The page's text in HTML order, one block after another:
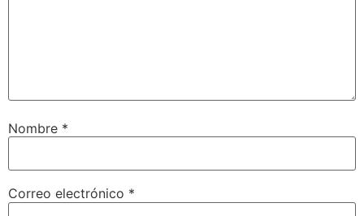
Nombre *
Correo electrónico *